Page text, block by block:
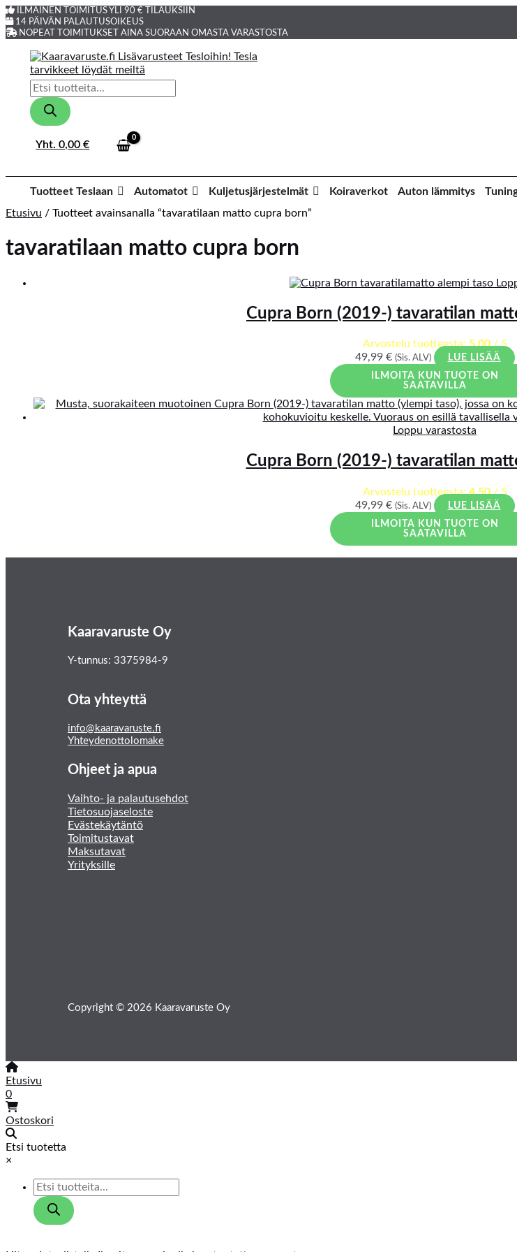
ILMAINEN TOIMITUS YLI 90 € TILAUKSIIN
14 PÄIVÄN PALAUTUSOIKEUS
NOPEAT TOIMITUKSET AINA SUORAAN OMASTA VARASTOSTA
Siirry
sisältöön
Products
search
Yht.0,00€
Tuotteet Teslaan Automatot Kuljetusjärjestelmät Koiraverkot Auton lämmitys
Etusivu / Tuotteet avainsanalla “tavaratilaan matto cupra born”
tavaratilaan matto cupra born
Cupra Born (2019-) tavaratilan
Arvostelu tuotteesta:5.00/ 5
49,99 € (Sis. ALV)
LUE LISÄÄ
ILMOITA KUN TUOTE ON
SAATAVILLA
Loppu varastosta
Cupra Born (2019-) tavaratilan
Arvostelu tuotteesta:4.50/ 5
49,99 € (Sis. ALV)
LUE LISÄÄ
ILMOITA KUN TUOTE ON
SAATAVILLA
Kaaravaruste Oy
Y-tunnus: 3375984-9
Ota yhteyttä
info@kaaravaruste.fi
Yhteydenottolomake
Ohjeet ja apua
Vaihto- ja palautusehdot
Tietosuojaseloste
Evästekäytäntö
Toimitustavat
Maksutavat
Yrityksille
Copyright © 2026 Kaaravaruste Oy
Etusivu
0
Ostoskori
Etsi tuotetta
×
Products
search